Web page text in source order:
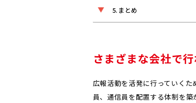
まとめ
さまざまな会社で
広報活動を活発に行っていく
員、通信員を配置する体制を築